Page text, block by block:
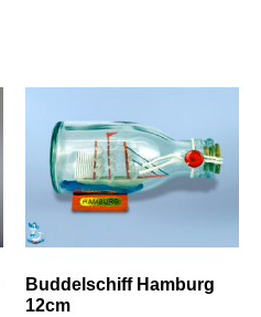
Buddelschiff Hamburg
12cm